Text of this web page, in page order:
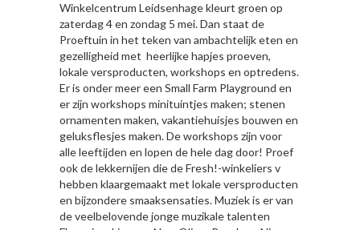
Winkelcentrum Leidsenhage kleurt groen op
zaterdag 4 en zondag 5 mei. Dan staat de
Proeftuin in het teken van ambachtelijk eten en
gezelligheid met heerlijke hapjes proeven,
lokale versproducten, workshops en optredens.
Er is onder meer een Small Farm Playground en
er zijn workshops minituintjes maken; stenen
ornamenten maken, vakantiehuisjes bouwen en
geluksflesjes maken. De workshops zijn voor
alle leeftijden en lopen de hele dag door! Proef
ook de lekkernijen die de Fresh!-winkeliers v
hebben klaargemaakt met lokale versproducten
en bijzondere smaaksensaties. Muziek is er van
de veelbelovende jonge muzikale talenten